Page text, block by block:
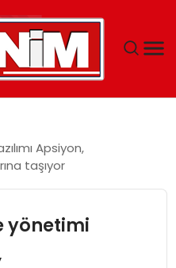
Apsiyon,
taşıyor
yönetimi